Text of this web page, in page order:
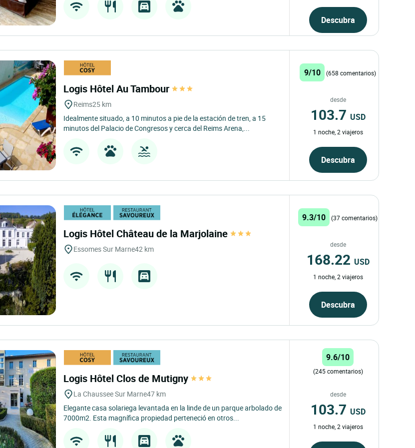
Descubra
Logis Hôtel Au Tambour
Reims25 km
Idealmente situado, a 10 minutos a pie de la estación de tren, a 15
minutos del Palacio de Congresos y cerca del Reims Arena,...
9/10 (658 comentarios)
desde
103.7 USD
1 noche, 2 viajeros
Descubra
Logis Hôtel Château de la Marjolaine
Essomes Sur Marne42 km
9.3/10 (37 comentarios)
desde
168.22 USD
1 noche, 2 viajeros
Descubra
Logis Hôtel Clos de Mutigny
La Chaussee Sur Marne47 km
Elegante casa solariega levantada en la linde de un parque arbolado de
7000m2. Esta magnífica propiedad perteneció en otros...
9.6/10
(245 comentarios)
desde
103.7 USD
1 noche, 2 viajeros